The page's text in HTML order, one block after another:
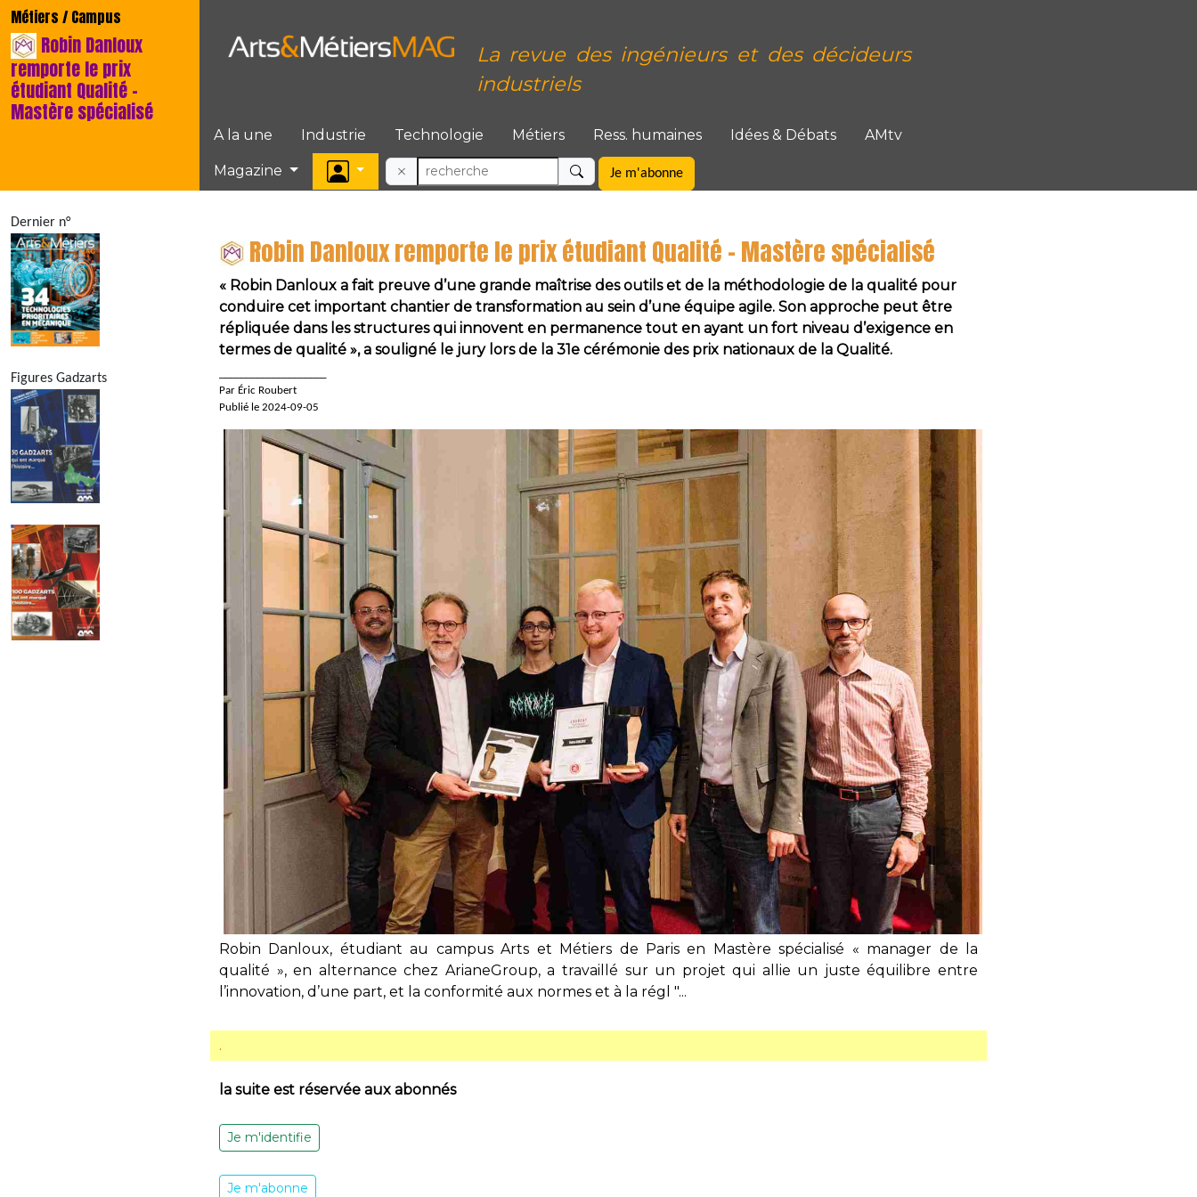
Métiers / Campus
Robin Danloux
remporte le prix
étudiant Qualité –
Mastère spécialisé
La revue des ingénieurs et des décideurs
industriels
A la une Industrie Technologie Métiers Ress. humaines Idées & Débats AMtv
Magazine Je m'abonne
Dernier n°
Figures Gadzarts
Robin Danloux remporte le prix étudiant Qualité – Mastère spécialisé
« Robin Danloux a fait preuve d’une grande maîtrise des outils et de la méthodologie de la qualité pour
conduire cet important chantier de transformation au sein d’une équipe agile. Son approche peut être
répliquée dans les structures qui innovent en permanence tout en ayant un fort niveau d’exigence en
termes de qualité », a souligné le jury lors de la 31e cérémonie des prix nationaux de la Qualité.
Par Éric Roubert
Publié le 2024-09-05
Robin Danloux, étudiant au campus Arts et Métiers de Paris en Mastère spécialisé « manager de la
qualité », en alternance chez ArianeGroup, a travaillé sur un projet qui allie un juste équilibre entre
l’innovation, d’une part, et la conformité aux normes et à la régl "...
.
la suite est réservée aux abonnés
Je m'identifie
Je m'abonne